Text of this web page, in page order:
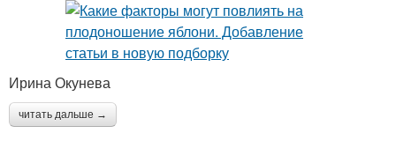
Ирина Окунева
читать дальше →